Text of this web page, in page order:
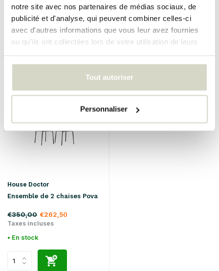
notre site avec nos partenaires de médias sociaux, de
publicité et d'analyse, qui peuvent combiner celles-ci
avec d'autres informations que vous leur avez fournies
ou qu'ils ont collectées lors de votre utilisation de leurs
Tout autoriser
Personnaliser
€180,00 €135,00
Taxes incluses
• En stock
SALE 25%
House Doctor
Ensemble de 2 chaises Pova
€350,00 €262,50
Taxes incluses
• En stock